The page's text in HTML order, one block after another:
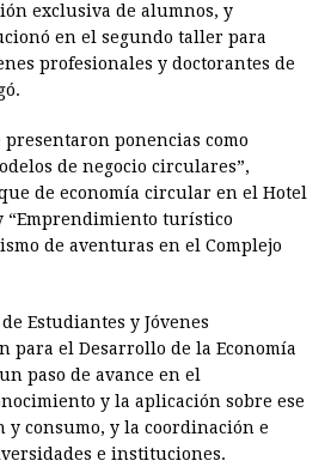
exclusiva de alumnos, y
en el segundo taller para
profesionales y doctorantes de
ponencias como
de negocio circulares”,
de economía circular en el Hotel
“Emprendimiento turístico
de aventuras en el Complejo
Estudiantes y Jóvenes
para el Desarrollo de la Economía
paso de avance en el
y la aplicación sobre ese
y consumo, y la coordinación e
e instituciones.